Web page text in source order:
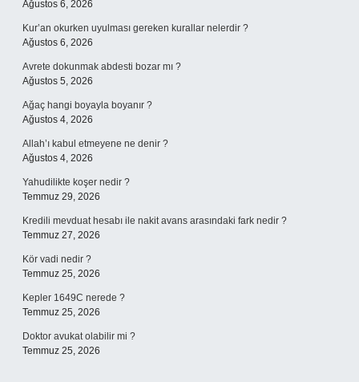
Ağustos 6, 2026
Kur’an okurken uyulması gereken kurallar nelerdir ?
Ağustos 6, 2026
Avrete dokunmak abdesti bozar mı ?
Ağustos 5, 2026
Ağaç hangi boyayla boyanır ?
Ağustos 4, 2026
Allah’ı kabul etmeyene ne denir ?
Ağustos 4, 2026
Yahudilikte koşer nedir ?
Temmuz 29, 2026
Kredili mevduat hesabı ile nakit avans arasındaki fark nedir ?
Temmuz 27, 2026
Kör vadi nedir ?
Temmuz 25, 2026
Kepler 1649C nerede ?
Temmuz 25, 2026
Doktor avukat olabilir mi ?
Temmuz 25, 2026